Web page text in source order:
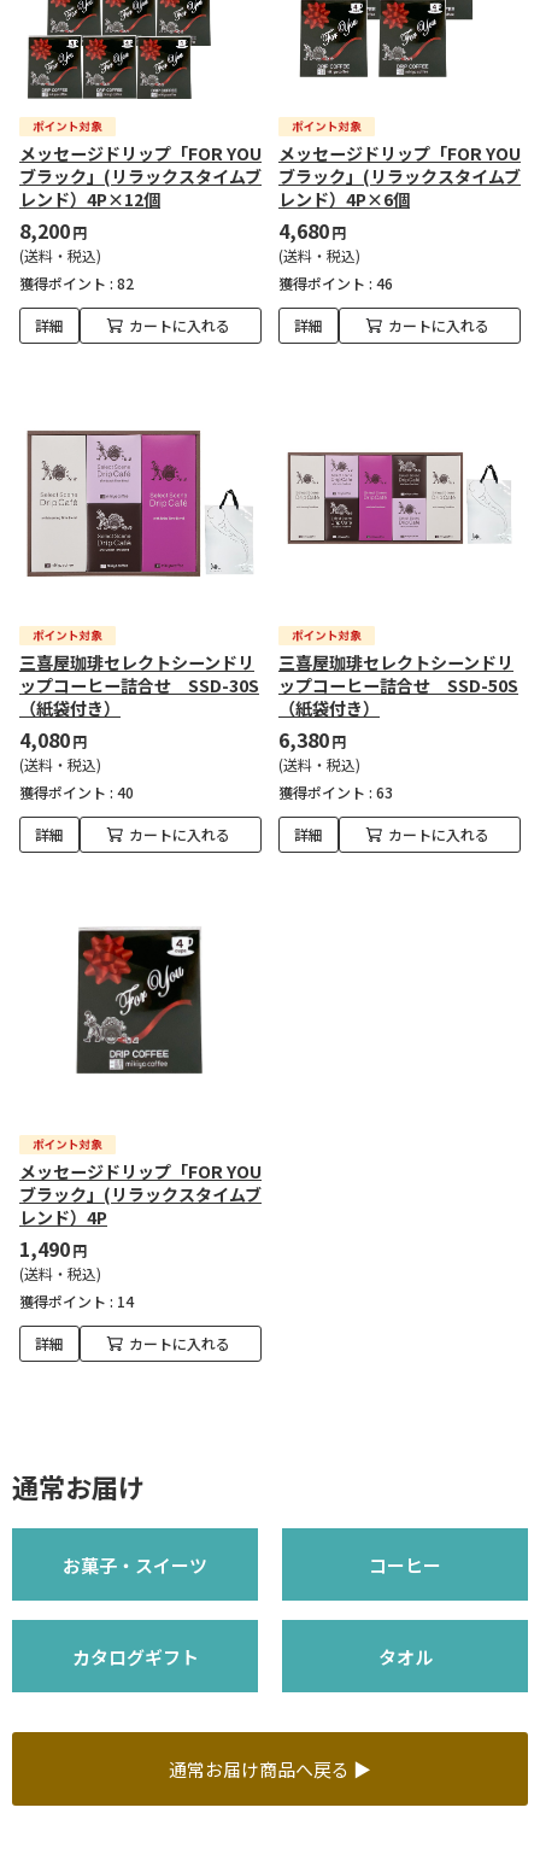
メッセージドリップ「FOR YOU
ブラック」(リラックスタイムブ
レンド）4P×12個
8,200円
(送料・税込)
獲得ポイント : 82
詳細 カートに入れる
メッセージドリップ「FOR YOU
ブラック」(リラックスタイムブ
レンド）4P×6個
4,680円
(送料・税込)
獲得ポイント : 46
詳細 カートに入れる
三喜屋珈琲セレクトシーンドリ
ップコーヒー詰合せ SSD-30S
（紙袋付き）
4,080円
(送料・税込)
獲得ポイント : 40
詳細 カートに入れる
三喜屋珈琲セレクトシーンドリ
ップコーヒー詰合せ SSD-50S
（紙袋付き）
6,380円
(送料・税込)
獲得ポイント : 63
詳細 カートに入れる
メッセージドリップ「FOR YOU
ブラック」(リラックスタイムブ
レンド）4P
1,490円
(送料・税込)
獲得ポイント : 14
詳細 カートに入れる
通常お届け
お菓子・スイーツ コーヒー
カタログギフト タオル
通常お届け商品へ戻る ▶